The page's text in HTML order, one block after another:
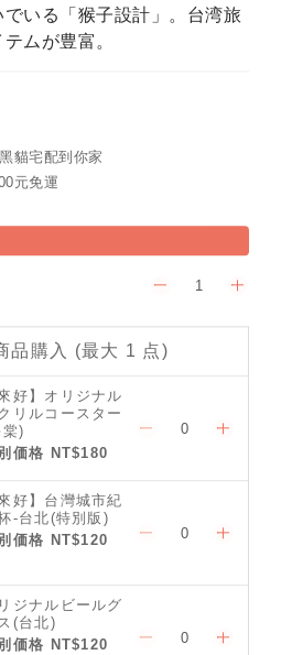
いる「猴子設計」。台湾旅
ムが豊富。
貓宅配到你家
元免運
品購入 (最大 1 点)
來好】オリジナル
リルコースター
)
価格 NT$180
來好】台灣城市紀
-台北(特別版)
価格 NT$120
ジナルビールグ
(台北)
価格 NT$120